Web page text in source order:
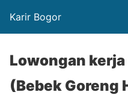
Karir Bogor
Lowongan
(Bebek Goreng